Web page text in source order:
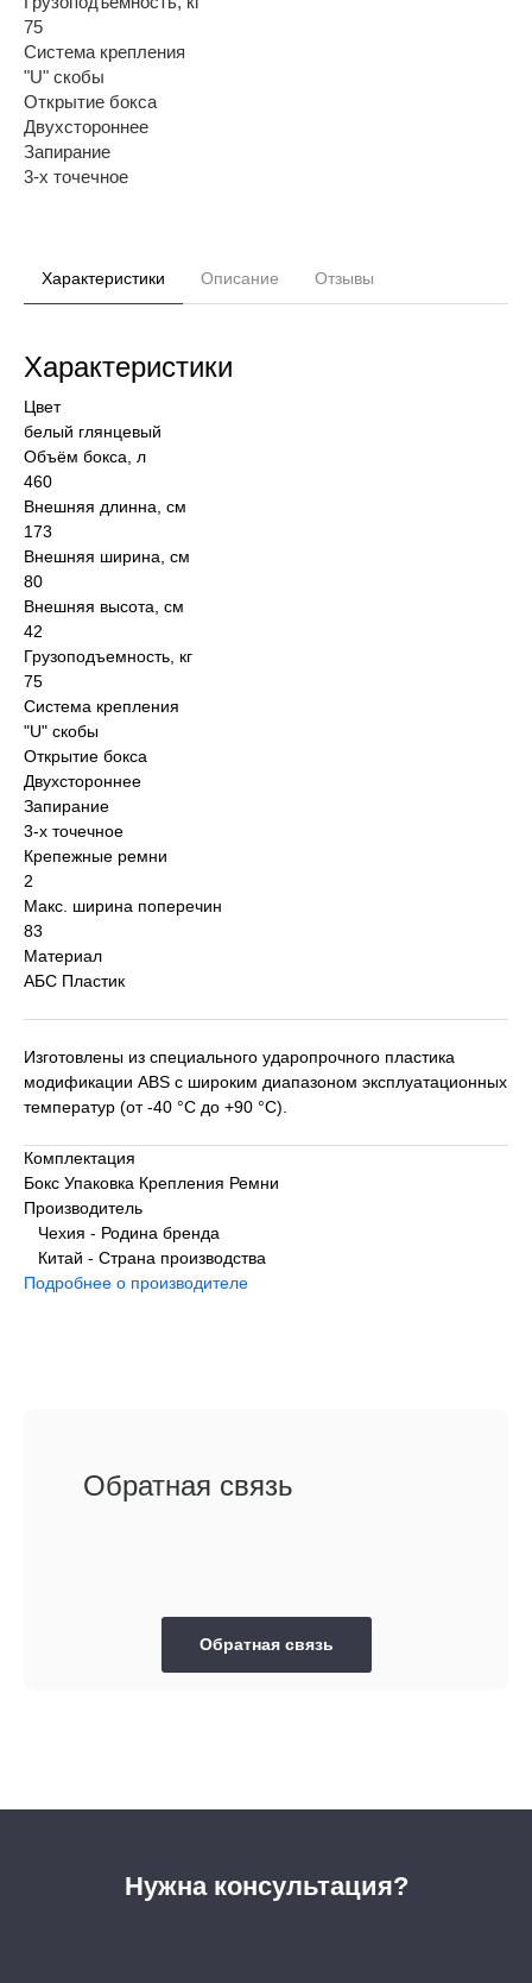
75
Система крепления
"U" скобы
Открытие бокса
Двухстороннее
Запирание
3-х точечное
Характеристики Описание Отзывы
Характеристики
Цвет
белый глянцевый
Объём бокса, л
460
Внешняя длинна, см
173
Внешняя ширина, см
80
Внешняя высота, см
42
Грузоподъемность, кг
75
Система крепления
"U" скобы
Открытие бокса
Двухстороннее
Запирание
3-х точечное
Крепежные ремни
2
Макс. ширина поперечин
83
Материал
АБС Пластик
Изготовлены из специального ударопрочного пластика
модификации ABS с широким диапазоном эксплуатационных
температур (от -40 °C до +90 °C).
Комплектация
Бокс Упаковка Крепления Ремни
Производитель
Чехия - Родина бренда
Китай - Страна производства
Подробнее о производителе
Обратная связь
Обратная связь
Нужна консультация?